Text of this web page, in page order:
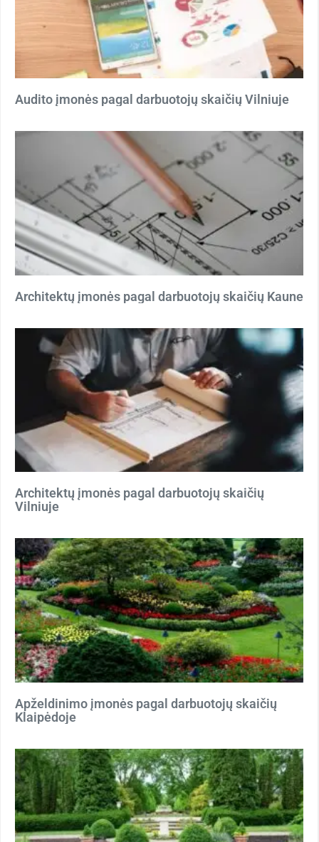
Audito įmonės pagal darbuotojų skaičių Vilniuje
Architektų įmonės pagal darbuotojų skaičių Kaune
Architektų įmonės pagal darbuotojų skaičių
Vilniuje
Apželdinimo įmonės pagal darbuotojų skaičių
Klaipėdoje